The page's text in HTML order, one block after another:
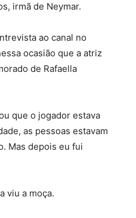
Duro
irmã de Neymar.
ao canal no
ocasião que a atriz
de Rafaella
que o jogador estava
as pessoas estavam
Mas depois eu fui
viu a moça.